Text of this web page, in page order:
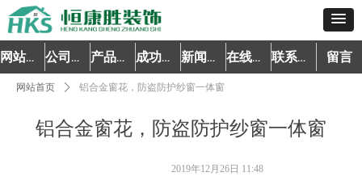
网站首页 公司简介 产品中心 成功案例 新闻资讯 在线预约 联系我们 留言
铝合金窗花，防盗防护纱窗一体窗
网站首页 ꄲ 铝合金窗花，防盗防护纱窗一体窗
2019年12月26日 11:48